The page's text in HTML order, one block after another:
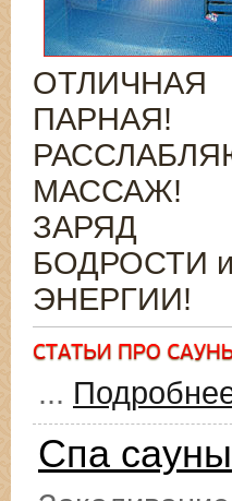
ОТЛИЧНАЯ
ПАРНАЯ!
МАССАЖ!
ЗАРЯД
БОДРОСТИ и
ЭНЕРГИИ!
...
Спа сауны